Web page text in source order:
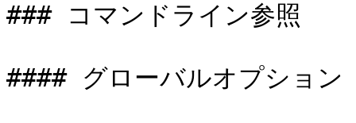
### コマンドライン参照
#### グローバルオプション